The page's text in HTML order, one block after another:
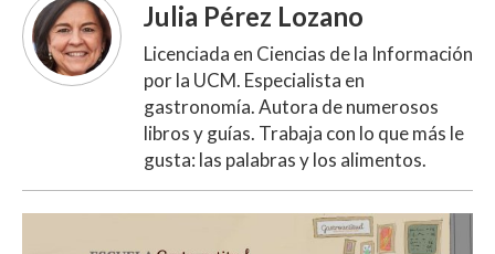
Julia Pérez Lozano
Licenciada en Ciencias de la Información
por la UCM. Especialista en
gastronomía. Autora de numerosos
libros y guías. Trabaja con lo que más le
gusta: las palabras y los alimentos.